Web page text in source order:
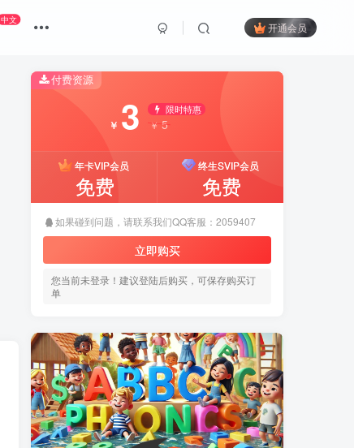
中文
开通会员
付费资源
￥ 3 限时特惠
￥5
年卡VIP会员
免费
终生SVIP会员
免费
如果碰到问题，请联系我们QQ客服：2059407
立即购买
您当前未登录！建议登陆后购买，可保存购买订
单